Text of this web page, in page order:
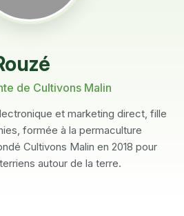
de Cultivons Malin
et marketing direct, fille
formée à la permaculture
Cultivons Malin en 2018 pour
autour de la terre.